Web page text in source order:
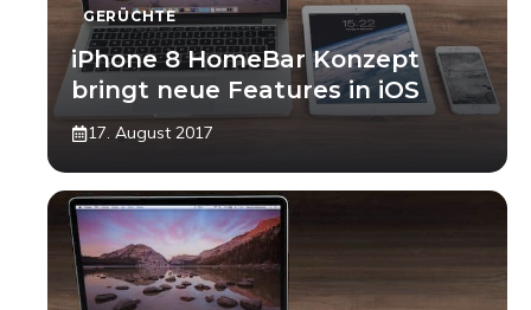
GERÜCHTE
iPhone 8 HomeBar Konzept
bringt neue Features in iOS
17. August 2017